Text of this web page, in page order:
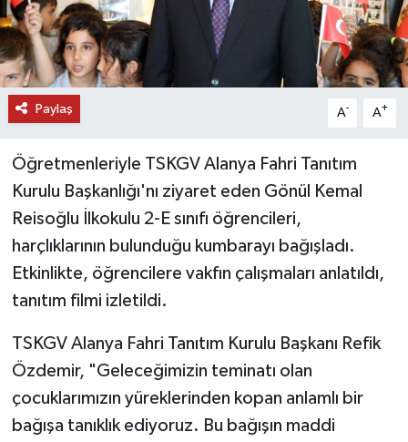
Paylaş A- A+
Öğretmenleriyle TSKGV Alanya Fahri Tanıtım
Kurulu Başkanlığı'nı ziyaret eden Gönül Kemal
Reisoğlu İlkokulu 2-E sınıfı öğrencileri,
harçlıklarının bulunduğu kumbarayı bağışladı.
Etkinlikte, öğrencilere vakfın çalışmaları anlatıldı,
tanıtım filmi izletildi.
TSKGV Alanya Fahri Tanıtım Kurulu Başkanı Refik
Özdemir, "Geleceğimizin teminatı olan
çocuklarımızın yüreklerinden kopan anlamlı bir
bağışa tanıklık ediyoruz. Bu bağışın maddi
TURİZM
RÖPORTAJ
VİDEO HABERLER
YAZARLAR
RESMİ İLAN